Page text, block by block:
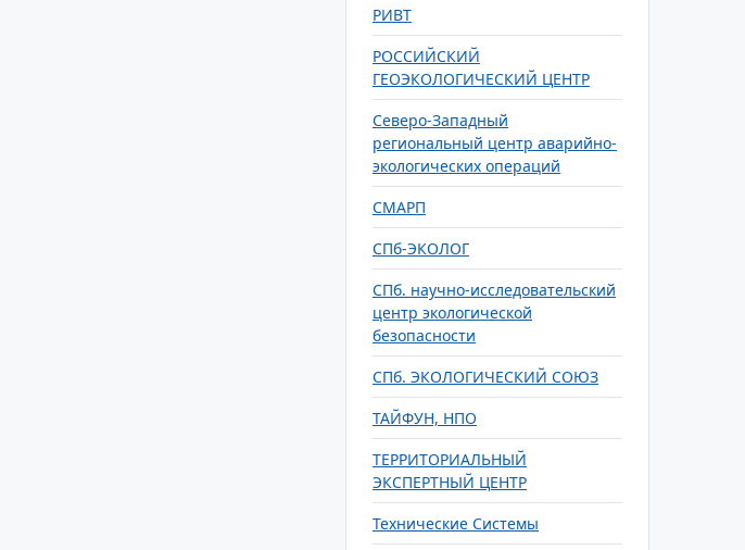
РИВТ
РОССИЙСКИЙ
ГЕОЭКОЛОГИЧЕСКИЙ ЦЕНТР
Северо-Западный
региональный центр аварийно-
экологических операций
СМАРП
СПб-ЭКОЛОГ
СПб. научно-исследовательский
центр экологической
безопасности
СПб. ЭКОЛОГИЧЕСКИЙ СОЮЗ
ТАЙФУН, НПО
ТЕРРИТОРИАЛЬНЫЙ
ЭКСПЕРТНЫЙ ЦЕНТР
Технические Системы